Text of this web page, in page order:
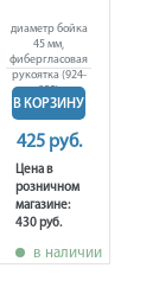
диаметр бойка
45 мм,
фибергласовая
рукоятка (924-
955)
В КОРЗИНУ
425 руб.
Цена в
розничном
магазине:
430 руб.
в наличии